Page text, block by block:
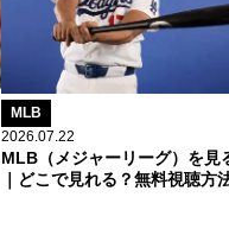
MLB
2026.07.22
MLB（メジャーリーグ）を見
｜どこで見れる？無料視聴方